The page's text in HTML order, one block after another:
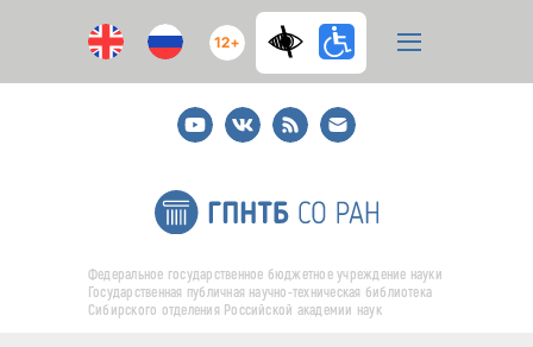
12+
YoutubeВКонтакте
RSS
E-
mail
подписка
Федеральное государственное бюджетное учреждение науки
Государственная публичная научно-техническая библиотека
Сибирского отделения Российской академии наук